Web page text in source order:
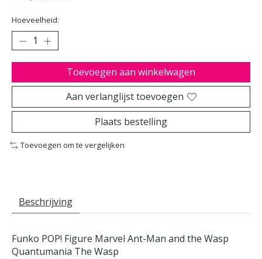
Hoeveelheid:
Toevoegen aan winkelwagen
Aan verlanglijst toevoegen
Plaats bestelling
Toevoegen om te vergelijken
Beschrijving
Funko POP! Figure Marvel Ant-Man and the Wasp
Quantumania The Wasp